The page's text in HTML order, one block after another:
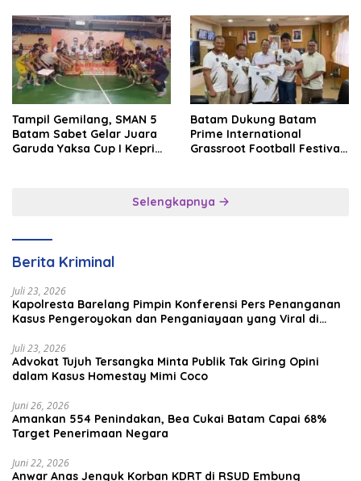
Tampil Gemilang, SMAN 5
Batam Sabet Gelar Juara
Garuda Yaksa Cup I Kepri
Batam Dukung Batam
Prime International
Grassroot Football Festival
Brunei–Malaysia
Selengkapnya
Berita Kriminal
Juli 23, 2026
Kapolresta Barelang Pimpin Konferensi Pers Penanganan
Kasus Pengeroyokan dan Penganiayaan yang Viral di
Juli 23, 2026
Advokat Tujuh Tersangka Minta Publik Tak Giring Opini
dalam Kasus Homestay Mimi Coco
Juni 26, 2026
Amankan 554 Penindakan, Bea Cukai Batam Capai 68%
Target Penerimaan Negara
Juni 22, 2026
Anwar Anas Jenguk Korban KDRT di RSUD Embung